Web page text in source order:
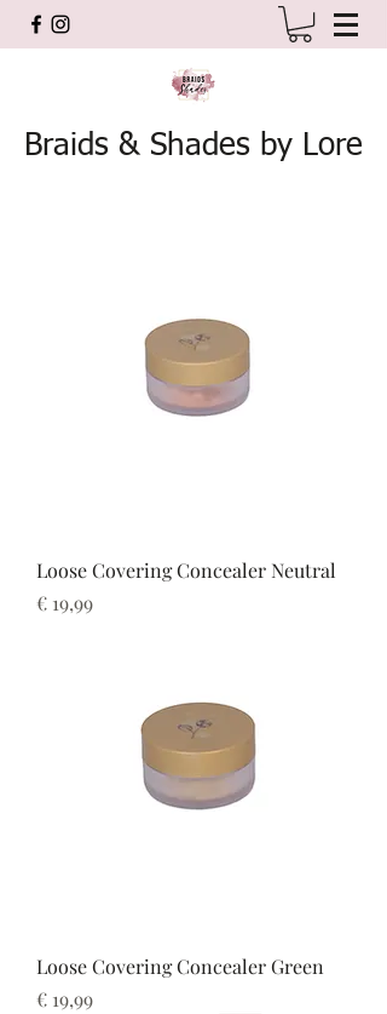
Braids & Shades by Lore
Loose Covering Concealer Neutral
Prijs
€ 19,99
Loose Covering Concealer Green
Prijs
€ 19,99